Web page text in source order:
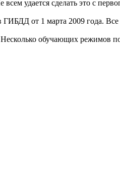
удается сделать это с
ГИБДД от 1 марта 2009 года.
обучающих режимов